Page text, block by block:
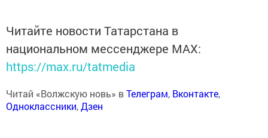
Читайте новости Татарстана в
национальном мессенджере MАХ:
https://max.ru/tatmedia
Читай «Волжскую новь» вТелеграм, Вконтакте,
Одноклассники,Дзен